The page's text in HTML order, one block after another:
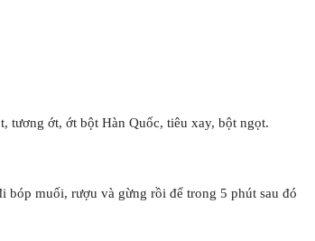
tương ớt, ớt bột Hàn Quốc, tiêu xay, bột ngọt.
bóp muối, rượu và gừng rồi để trong 5 phút sau đó